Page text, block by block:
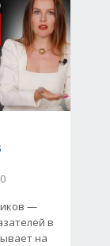
0
—
в
на